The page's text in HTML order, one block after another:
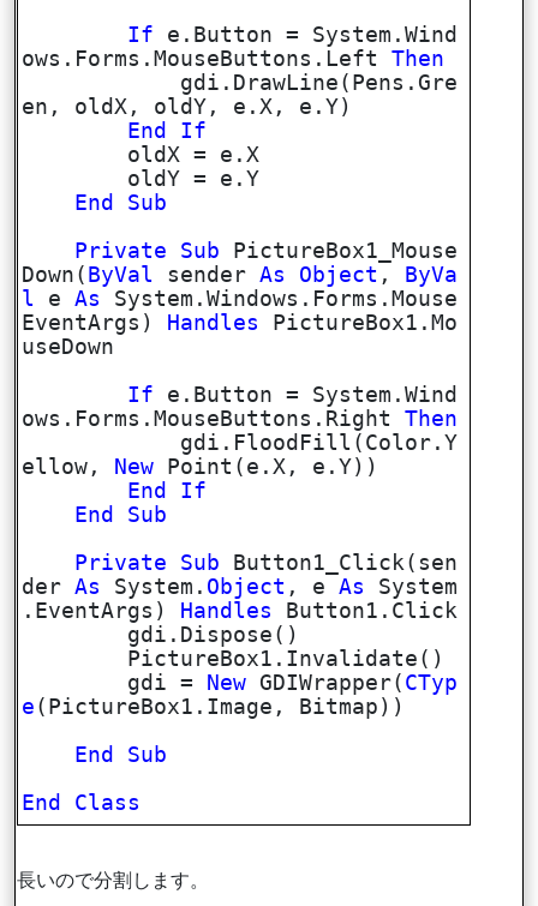
If e.Button = System.Wind
ows.Forms.MouseButtons.LeftThen
gdi.DrawLine(Pens.Gre
en, oldX, oldY, e.X, e.Y)
End
If
oldX = e.X
oldY = e.Y
End
Sub
Private
Sub PictureBox1_Mouse
Down( ByVal senderAs Object ,
ByVa
l eAs
System.Windows.Forms.Mouse
EventArgs)
Handles
PictureBox1.Mo
useDown
If e.Button = System.Wind
ows.Forms.MouseButtons.RightThen
gdi.FloodFill(Color.Y
ellow,
New Point(e.X, e.Y))
End
If
End
Sub
Private
Sub Button1_Click(sen
derAs System. Object , eAs
System
.EventArgs)
Handles
Button1.Click
gdi.Dispose()
PictureBox1.Invalidate()
gdi =
New GDIWrapper( CTyp
e (PictureBox1.Image, Bitmap))
End
Sub
End
Class
長いので分割します。